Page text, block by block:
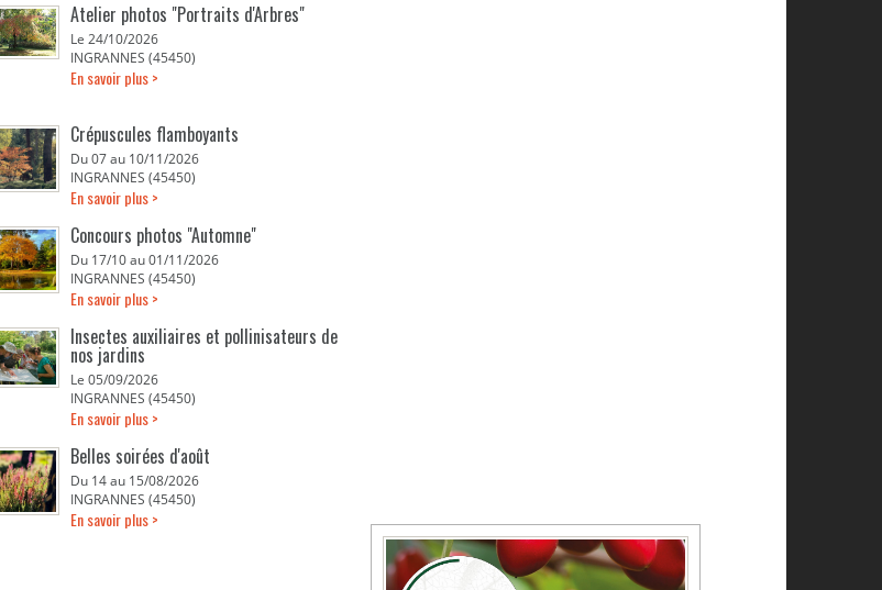
Atelier photos "Portraits d'Arbres"
Le 24/10/2026
INGRANNES (45450)
En savoir plus >
Crépuscules flamboyants
Du 07 au 10/11/2026
INGRANNES (45450)
En savoir plus >
Concours photos "Automne"
Du 17/10 au 01/11/2026
INGRANNES (45450)
En savoir plus >
Insectes auxiliaires et pollinisateurs de
nos jardins
Le 05/09/2026
INGRANNES (45450)
En savoir plus >
Belles soirées d'août
Du 14 au 15/08/2026
INGRANNES (45450)
En savoir plus >